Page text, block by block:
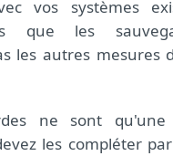
vos systèmes
que les
les autres mesures
ne sont
les compléter